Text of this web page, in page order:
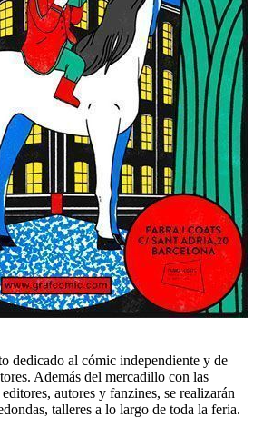
dedicado al cómic independiente y de
Además del mercadillo con las
autores y fanzines, se realizarán
talleres a lo largo de toda la feria.